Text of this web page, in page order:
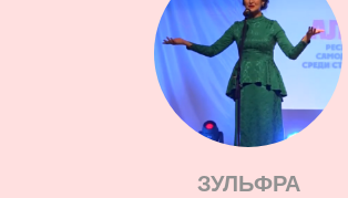
ЗУЛЬФРА